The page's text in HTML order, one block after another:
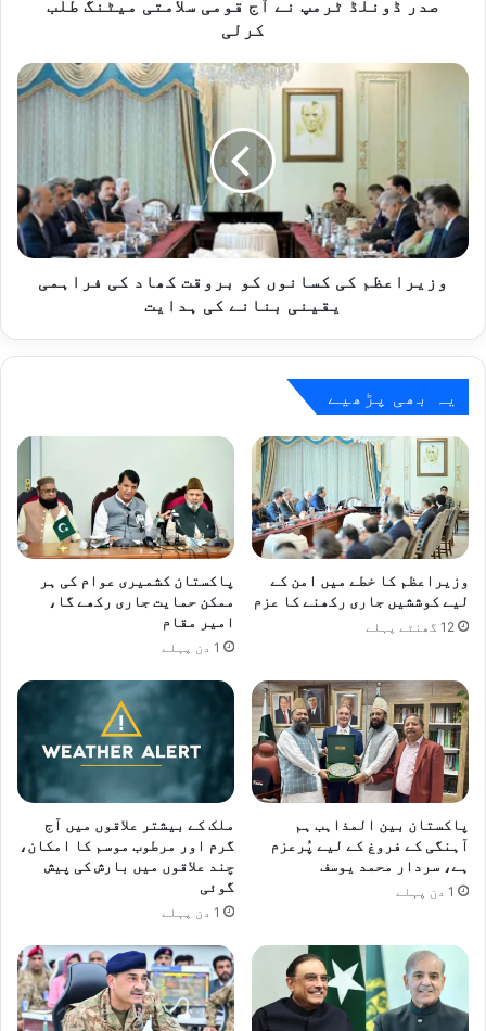
صدر ڈونلڈ ٹرمپ نے آج قومی سلامتی میٹنگ طلب
کرلی
وزیراعظم
کسانوں
کو
کھاد
کی
فراہمی
یقینی
بنانےوزیراعظم کی کسانوں کو بروقت کھاد کی فراہمی
یقینی بنانے کی ہدایت
یہ بھی پڑھیے
وزیراعظم کا خطے میں امن کے
لیے کوششیں جاری رکھنے کا عزم
12 گھنٹے پہلے
پاکستان کشمیری عوام کی ہر
ممکن حمایت جاری رکھے گا،
امیر مقام
1 دن پہلے
پاکستان بین المذاہب ہم
آہنگی کے فروغ کے لیے پُرعزم
ہے، سردار محمد یوسف
1 دن پہلے
ملک کے بیشتر علاقوں میں آج
گرم اور مرطوب موسم کا امکان،
چند علاقوں میں بارش کی پیش
گوئی
1 دن پہلے